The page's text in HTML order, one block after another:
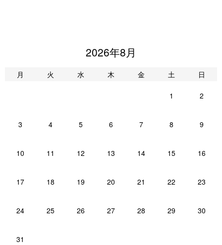
2026年8月
月 火 水 木 金 土 日
1 2
3 4 5 6 7 8 9
10 11 12 13 14 15 16
17 18 19 20 21 22 23
24 25 26 27 28 29 30
31